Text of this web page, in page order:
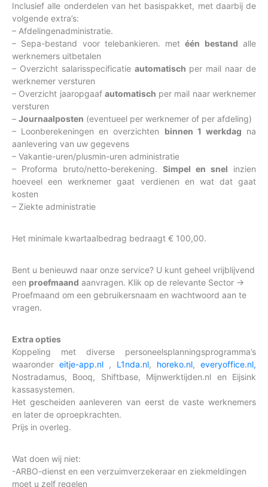
Inclusief alle onderdelen van het basispakket, met daarbij de
volgende extra’s:
– Afdelingenadministratie.
– Sepa-bestand voor telebankieren. metéén bestand alle
werknemers uitbetalen
– Overzicht salarisspecificatie automatisch per mail naar de
werknemer versturen
– Overzicht jaaropgaaf automatisch per mail naar werknemer
versturen
– Journaalposten (eventueel per werknemer of per afdeling)
– Loonberekeningen en overzichten binnen 1 werkdag na
aanlevering van uw gegevens
– Vakantie-uren/plusmin-uren administratie
– Proforma bruto/netto-berekening. Simpel en snel inzien
hoeveel een werknemer gaat verdienen en wat dat gaat
kosten
– Ziekte administratie
Het minimale kwartaalbedrag bedraagt € 100,00.
Bent u benieuwd naar onze service? U kunt geheel vrijblijvend
een proefmaand aanvragen. Klik op de relevante Sector ->
Proefmaand om een gebruikersnaam en wachtwoord aan te
vragen.
Extra opties
Koppeling met diverse personeelsplanningsprogramma’s
waaronder eitje-app.nl , L1nda.nl, horeko.nl, everyoffice.nl,
Nostradamus, Booq, Shiftbase, Mijnwerktijden.nl en Eijsink
kassasystemen.
Het gescheiden aanleveren van eerst de vaste werknemers
en later de oproepkrachten.
Prijs in overleg.
Wat doen wij niet:
-ARBO-dienst en een verzuimverzekeraar en ziekmeldingen
moet u zelf regelen